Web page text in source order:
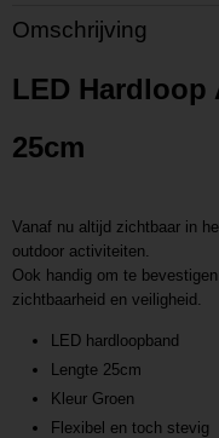
Productcode
P201611231543
L201611231543
Omschrijving
LED Hardloop
25cm
Vanaf nu altijd zichtbaar in
outdoor activiteiten.
Ook handig om te
zichtbaarheid en veiligheid.
LED hardloopband
Lengte 25cm
Kleur Groen
Flexibel en toch stevig